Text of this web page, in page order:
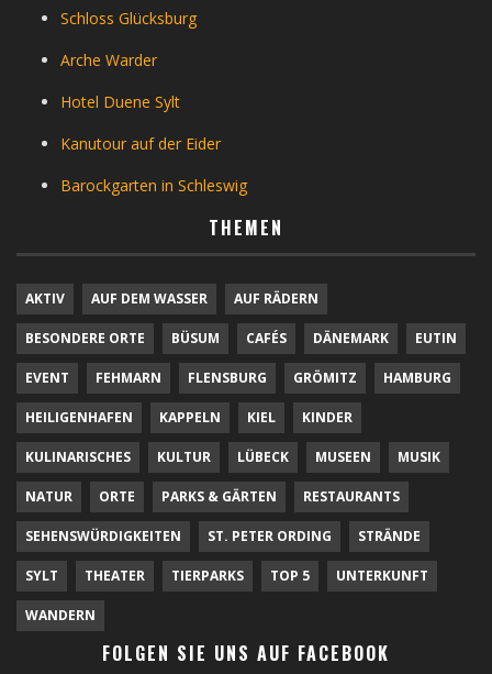
Schloss Glücksburg
Arche Warder
Hotel Duene Sylt
Kanutour auf der Eider
Barockgarten in Schleswig
THEMEN
AKTIV AUF DEM WASSER AUF RÄDERN
BESONDERE ORTE BÜSUM CAFÉS DÄNEMARK EUTIN
EVENT FEHMARN FLENSBURG GRÖMITZ HAMBURG
HEILIGENHAFEN KAPPELN KIEL KINDER
KULINARISCHES KULTUR LÜBECK MUSEEN MUSIK
NATUR ORTE PARKS & GÄRTEN RESTAURANTS
SEHENSWÜRDIGKEITEN ST. PETER ORDING STRÄNDE
SYLT THEATER TIERPARKS TOP 5 UNTERKUNFT
WANDERN
FOLGEN SIE UNS AUF FACEBOOK